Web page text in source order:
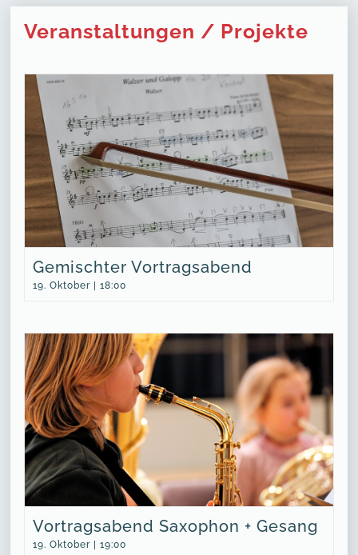
Veranstaltungen / Projekte
Gemischter Vortragsabend
19. Oktober | 18:00
Vortragsabend Saxophon + Gesang
19. Oktober | 19:00